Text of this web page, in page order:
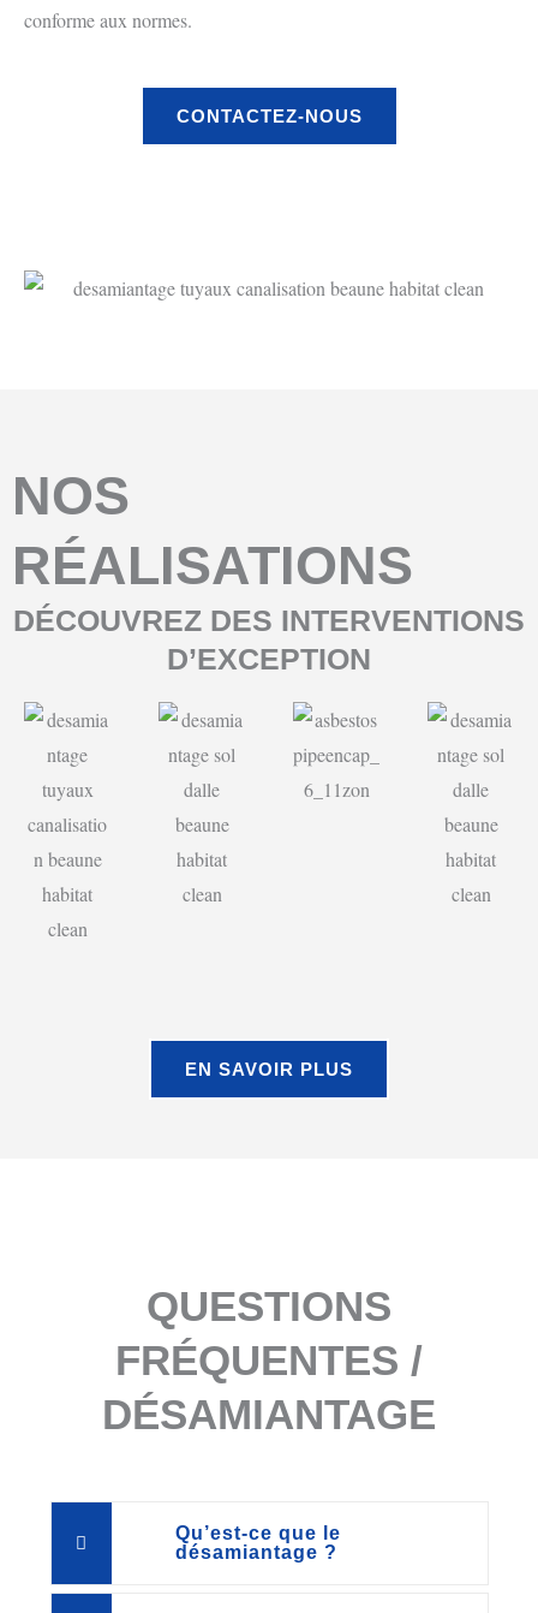
conforme aux normes.
CONTACTEZ-NOUS
NOS
RÉALISATIONS
DÉCOUVREZ DES INTERVENTIONS
D’EXCEPTION
EN SAVOIR PLUS
QUESTIONS
FRÉQUENTES /
DÉSAMIANTAGE
Qu’est-ce que le
désamiantage ?